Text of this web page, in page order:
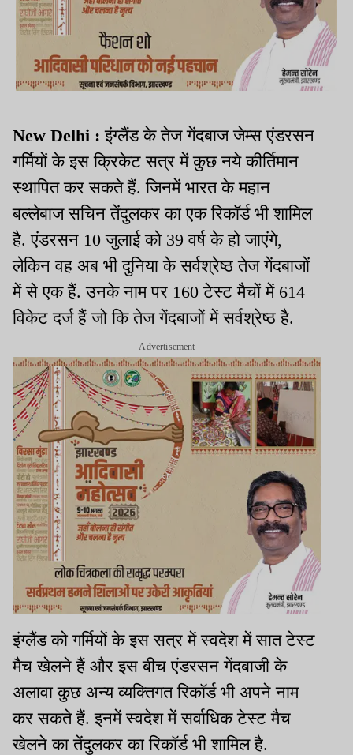
New Delhi : इंग्लैंड के तेज गेंदबाज जेम्स एंडरसन
गर्मियों के इस क्रिकेट सत्र में कुछ नये कीर्तिमान
स्थापित कर सकते हैं. जिनमें भारत के महान
बल्लेबाज सचिन तेंदुलकर का एक रिकॉर्ड भी शामिल
है. एंडरसन 10 जुलाई को 39 वर्ष के हो जाएंगे,
लेकिन वह अब भी दुनिया के सर्वश्रेष्ठ तेज गेंदबाजों
में से एक हैं. उनके नाम पर 160 टेस्ट मैचों में 614
विकेट दर्ज हैं जो कि तेज गेंदबाजों में सर्वश्रेष्ठ है.
Advertisement
इंग्लैंड को गर्मियों के इस सत्र में स्वदेश में सात टेस्ट
मैच खेलने हैं और इस बीच एंडरसन गेंदबाजी के
अलावा कुछ अन्य व्यक्तिगत रिकॉर्ड भी अपने नाम
कर सकते हैं. इनमें स्वदेश में सर्वाधिक टेस्ट मैच
खेलने का तेंदुलकर का रिकॉर्ड भी शामिल है.